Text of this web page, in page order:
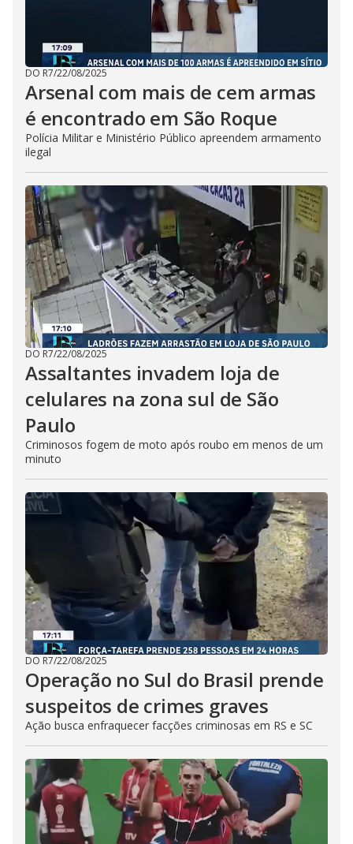
DO R7/22/08/2025
Arsenal com mais de cem armas
é encontrado em São Roque
Polícia Militar e Ministério Público apreendem armamento
ilegal
DO R7/22/08/2025
Assaltantes invadem loja de
celulares na zona sul de São
Paulo
Criminosos fogem de moto após roubo em menos de um
minuto
DO R7/22/08/2025
Operação no Sul do Brasil prende
suspeitos de crimes graves
Ação busca enfraquecer facções criminosas em RS e SC